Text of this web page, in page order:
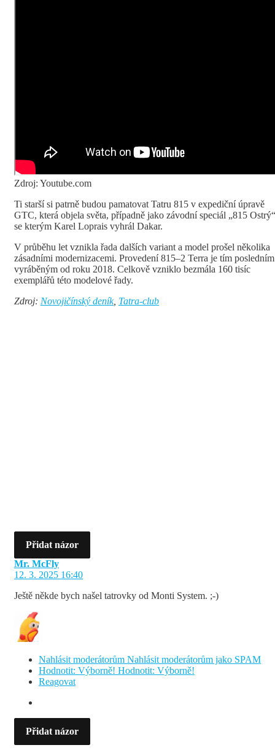
Zdroj: Youtube.com
Ti starší si patrně budou pamatovat Tatru 815 v expediční úpravě
GTC, která objela světa, případně jako závodní speciál „815
se kterým Karel Loprais vyhrál Dakar.
V průběhu let vznikla řada dalších variant a model prošel několika
zásadními modernizacemi. Provedení 815–2 Terra je tím posledním
vyráběným od roku 2018. Celkově vzniklo bezmála 160 tisíc
exemplářů této modelové řady.
Zdroj: Novojičínský deník, Tatra-club
Přidat názor
Mr. McFly
12. 3. 2025 16:40
Ještě někde bych našel tatrovky od Monti System. ;-)
Nahlásit moderátorům Nahlásit moderátorům jako SPAM
Hodnotit: Výborně! Hodnotit: Výborně!
Reagovat
Přidat názor